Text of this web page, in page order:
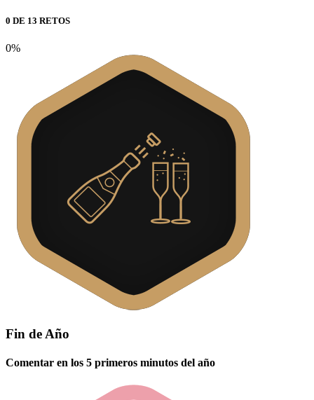
0 DE 13 RETOS
0%
Fin de Año
Comentar en los 5 primeros minutos del año